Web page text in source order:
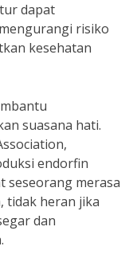
dapat
risiko
kesehatan
suasana hati.
endorfin
seseorang merasa
tidak heran jika
dan